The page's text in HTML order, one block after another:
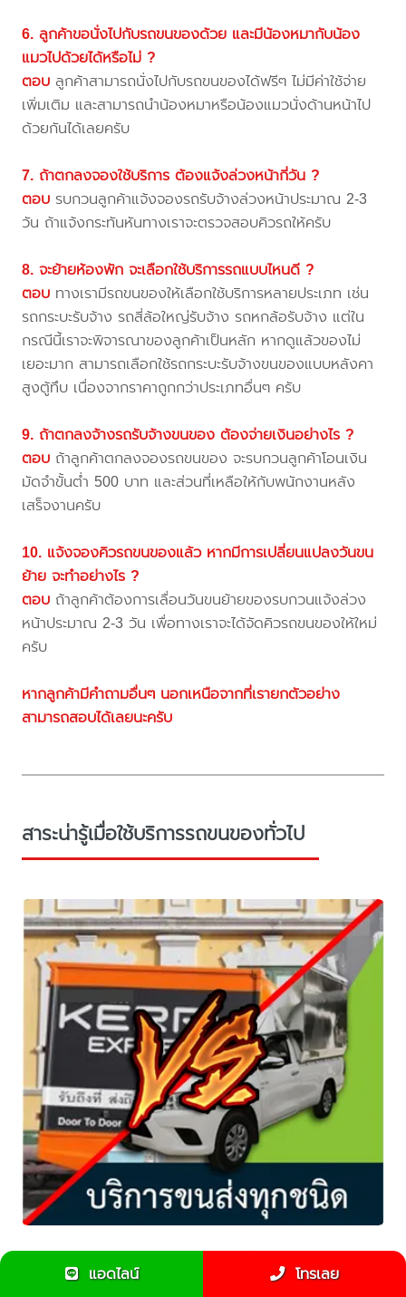
6. ลูกค้าขอนั่งไปกับรถขนของด้วย และมีน้องหมากับน้อง
แมวไปด้วยได้หรือไม่ ?
ตอบ ลูกค้าสามารถนั่งไปกับรถขนของได้ฟรีๆ ไม่มีค่าใช้จ่าย
เพิ่มเติม และสามารถนำน้องหมาหรือน้องแมวนั่งด้านหน้าไป
ด้วยกันได้เลยครับ
7. ถ้าตกลงจองใช้บริการ ต้องแจ้งล่วงหน้ากี่วัน ?
ตอบ รบกวนลูกค้าแจ้งจองรถรับจ้างล่วงหน้าประมาณ 2-3
วัน ถ้าแจ้งกระทันหันทางเราจะตรวจสอบคิวรถให้ครับ
8. จะย้ายห้องพัก จะเลือกใช้บริการรถแบบไหนดี ?
ตอบ ทางเรามีรถขนของให้เลือกใช้บริการหลายประเภท เช่น
รถกระบะรับจ้าง รถสี่ล้อใหญ่รับจ้าง รถหกล้อรับจ้าง แต่ใน
กรณีนี้เราจะพิจารณาของลูกค้าเป็นหลัก หากดูแล้วของไม่
เยอะมาก สามารถเลือกใช้รถกระบะรับจ้างขนของแบบหลังคา
สูงตู้ทึบ เนื่องจากราคาถูกกว่าประเภทอื่นๆ ครับ
9. ถ้าตกลงจ้างรถรับจ้างขนของ ต้องจ่ายเงินอย่างไร ?
ตอบ ถ้าลูกค้าตกลงจองรถขนของ จะรบกวนลูกค้าโอนเงิน
มัดจำขั้นต่ำ 500 บาท และส่วนที่เหลือให้กับพนักงานหลัง
เสร็จงานครับ
10. แจ้งจองคิวรถขนของแล้ว หากมีการเปลี่ยนแปลงวันขน
ย้าย จะทำอย่างไร ?
ตอบ ถ้าลูกค้าต้องการเลื่อนวันขนย้ายของรบกวนแจ้งล่วง
หน้าประมาณ 2-3 วัน เพื่อทางเราจะได้จัดคิวรถขนของให้ใหม่
ครับ
หากลูกค้ามีคำถามอื่นๆ นอกเหนือจากที่เรายกตัวอย่าง
สามารถสอบได้เลยนะครับ
สาระน่ารู้เมื่อใช้บริการรถขนของทั่วไป
แอดไลน์ โทรเลย